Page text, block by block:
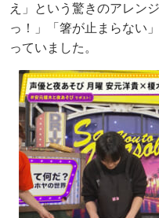
え」という驚きのアレン
っ！」「箸が止まらない
っていました。